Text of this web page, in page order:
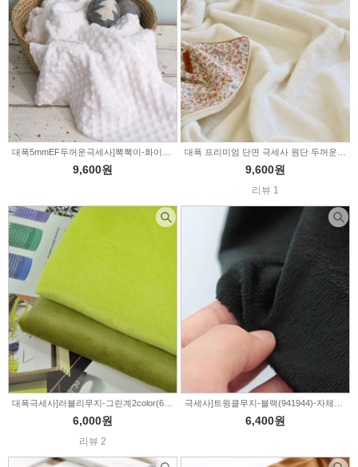
대폭5mmEF두꺼운극세사]뽁뽁이-화이트(255535)
9,600원
대폭 프리미엄 단면 극세사 원단 두꺼운 5mm 무지 바닐라아이스크림 (345347)
9,600원
리뷰 1
6,000원
리뷰 2
6,400원